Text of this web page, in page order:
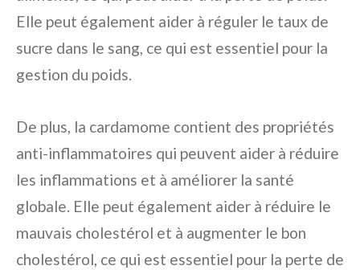
Elle peut également aider à réguler le taux de
sucre dans le sang, ce qui est essentiel pour la
gestion du poids.
De plus, la cardamome contient des propriétés
anti-inflammatoires qui peuvent aider à réduire
les inflammations et à améliorer la santé
globale. Elle peut également aider à réduire le
mauvais cholestérol et à augmenter le bon
cholestérol, ce qui est essentiel pour la perte de